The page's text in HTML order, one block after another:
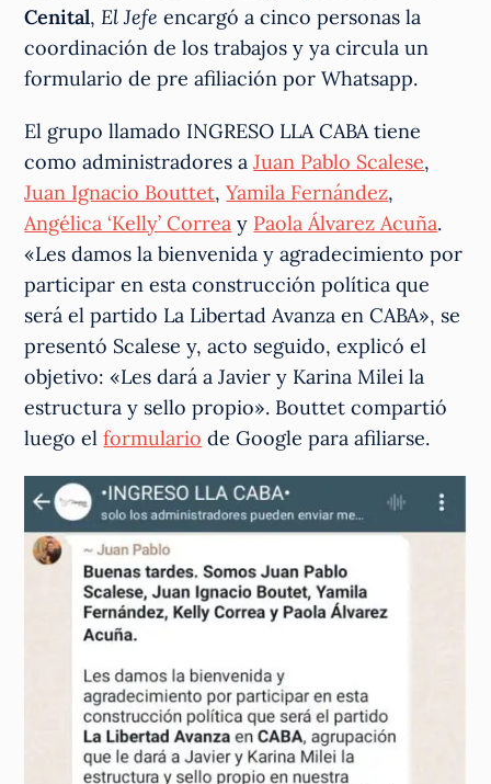
Cenital,El Jefe encargó a cinco personas la
coordinación de los trabajos y ya circula un
formulario de pre afiliación por Whatsapp.
El grupo llamado INGRESO LLA CABA tiene
como administradores aJuan Pablo Scalese,
Juan Ignacio Bouttet,Yamila Fernández,
Angélica ‘Kelly’ Correa y Paola Álvarez Acuña.
«Les damos la bienvenida y agradecimiento por
participar en esta construcción política que
será el partido La Libertad Avanza en CABA», se
presentó Scalese y, acto seguido, explicó el
objetivo: «Les dará a Javier y Karina Milei la
estructura y sello propio». Bouttet compartió
luego elformulario de Google para afiliarse.